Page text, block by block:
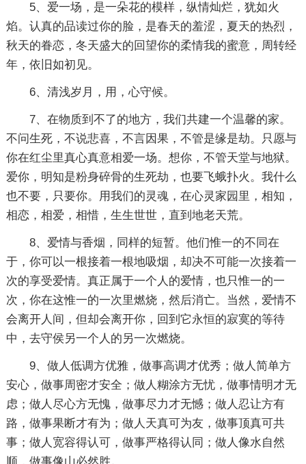
5、爱一场，是一朵花的模样，纵情灿烂，犹如火
焰。认真的品读过你的脸，是春天的羞涩，夏天的热烈，
秋天的眷恋，冬天盛大的回望你的柔情我的蜜意，周转经
年，依旧如初见。
6、清浅岁月，用，心守候。
7、在物质到不了的地方，我们共建一个温馨的家。
不问生死，不说悲喜，不言因果，不管是缘是劫。只愿与
你在红尘里真心真意相爱一场。想你，不管天堂与地狱。
爱你，明知是粉身碎骨的生死劫，也要飞蛾扑火。我什么
也不要，只要你。用我们的灵魂，在心灵家园里，相知，
相恋，相爱，相惜，生生世世，直到地老天荒。
8、爱情与香烟，同样的短暂。他们惟一的不同在
于，你可以一根接着一根地吸烟，却决不可能一次接着一
次的享受爱情。真正属于一个人的爱情，也只惟一的一
次，你在这惟一的一次里燃烧，然后消亡。当然，爱情不
会离开人间，但却会离开你，回到它永恒的寂寞的等待
中，去守侯另一个人的另一次燃烧。
9、做人低调方优雅，做事高调才优秀；做人简单方
安心，做事周密才安全；做人糊涂方无忧，做事情明才无
虑；做人尽心方无愧，做事尽力才无憾；做人忍让方有
路，做事果断才有为；做人天真可为友，做事顶真可共
事；做人宽容得认可，做事严格得认同；做人像水自然